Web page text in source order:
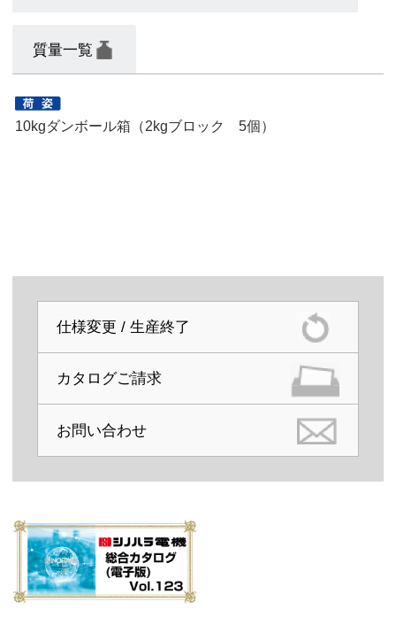
質量一覧
10kgダンボール箱（2kgブロック 5個）
仕様変更 / 生産終了
カタログご請求
お問い合わせ